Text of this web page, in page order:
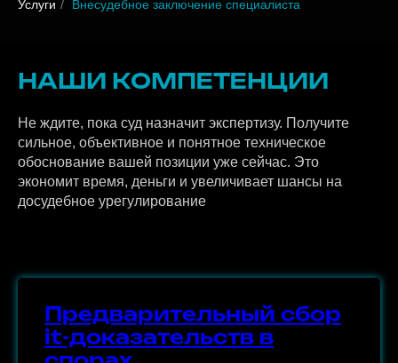
Не ждите, пока суд назначит экспертизу. Получите
сильное, объективное и понятное техническое
обоснование вашей позиции уже сейчас. Это
экономит время, деньги и увеличивает шансы на
Предварительный сбор
it-доказательств в